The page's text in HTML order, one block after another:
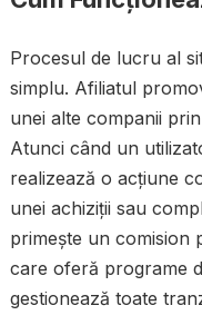
Procesul de lucru al
simplu. Afiliatul
unei alte companii
Atunci când un
realizează o acțiune
unei achiziții sau
primește un comision
care oferă programe
gestionează toate